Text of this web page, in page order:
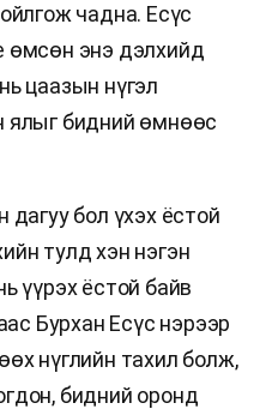
чадна. Есүс
өмсөн энэ дэлхийд
цаазын нүгэл
ялыг бидний өмнөөс
дагуу бол үхэх ёстой
тулд хэн нэгэн
үүрэх ёстой байв
Бурхан Есүс нэрээр
нүглийн тахил болж,
бидний оронд